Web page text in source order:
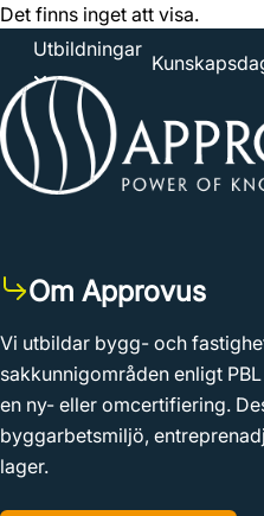
Utbildningar
Det finns inget att visa.
Om Approvus
Vi utbildar bygg- och
sakkunnigområden enligt
en ny- eller omcertifiering.
byggarbetsmiljö,
lager.